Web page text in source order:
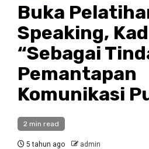
Buka
Speaking,
“Sebagai
Pemantapan
Komunikasi
2 min read
5 tahun ago admin